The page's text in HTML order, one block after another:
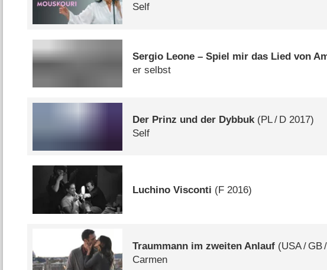
Self
Sergio Leone – Spiel mir das Lied von
er selbst
Der Prinz und der Dybbuk(PL/ D 2017)
Self
Luchino Visconti (F 2016)
Traummann im zweiten Anlauf (USA/ GB/
Carmen